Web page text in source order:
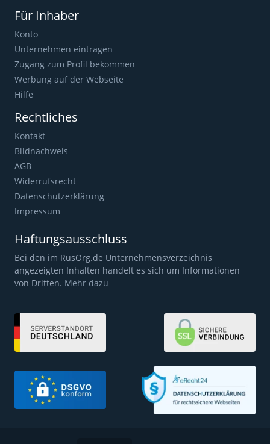
Für Inhaber
Konto
Unternehmen eintragen
Zugang zum Profil bekommen
Werbung auf der Webseite
Hilfe
Rechtliches
Kontakt
Bildnachweis
AGB
Widerrufsrecht
Datenschutzerklärung
Impressum
Haftungsausschluss
Bei den im RusOrg.de Unternehmensverzeichnis
angezeigten Inhalten handelt es sich um Informationen
von Dritten. Mehr dazu